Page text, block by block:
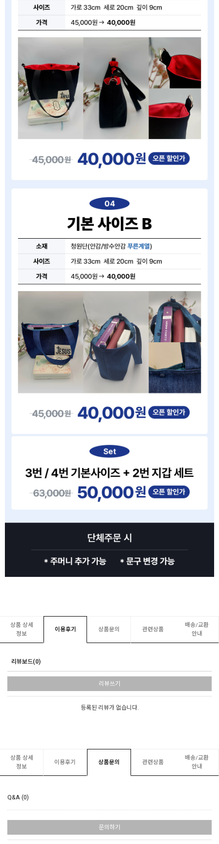
상품 상세
정보
이용후기 상품문의 관련상품
배송/교환
안내
리뷰보드(0)
리뷰쓰기
등록된 리뷰가 없습니다.
상품 상세
정보
이용후기 상품문의 관련상품
배송/교환
안내
Q&A (0)
문의하기